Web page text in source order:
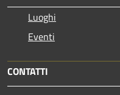
Luoghi
Eventi
CONTATTI